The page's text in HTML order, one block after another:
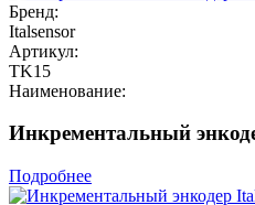
Бренд:
Italsensor
Артикул:
TK15
Наименование:
Инкрементальный
Подробнее